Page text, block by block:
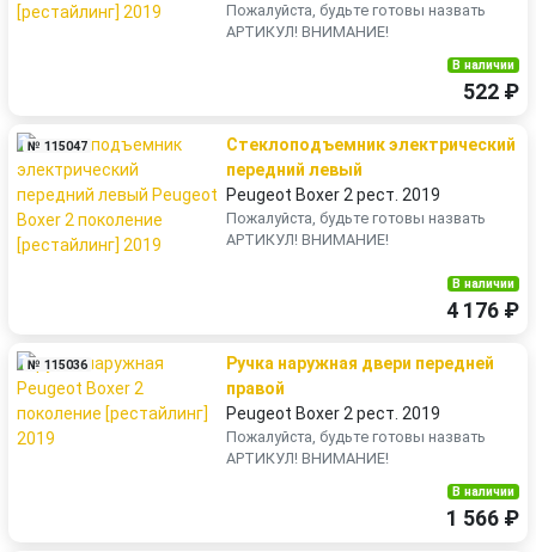
Пожалуйста, будьте готовы назвать
АРТИКУЛ! ВНИМАНИЕ!
В наличии
522 ₽
№ 115047
Стеклоподъемник электрический
передний левый
Peugeot Boxer 2 рест. 2019
Пожалуйста, будьте готовы назвать
АРТИКУЛ! ВНИМАНИЕ!
В наличии
4 176 ₽
№ 115036
Ручка наружная двери передней
правой
Peugeot Boxer 2 рест. 2019
Пожалуйста, будьте готовы назвать
АРТИКУЛ! ВНИМАНИЕ!
В наличии
1 566 ₽